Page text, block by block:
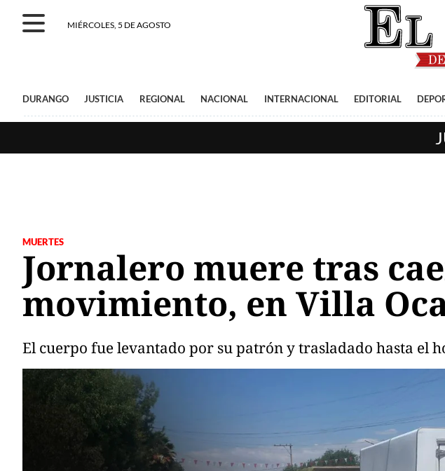
MIÉRCOLES, 5 DE AGOSTO
DURANGO JUSTICIA REGIONAL NACIONAL INTERNACIONAL EDITORIAL
MUERTES
Jornalero muere tras
movimiento, en Villa
El cuerpo fue levantado por su patrón y trasladado hasta el